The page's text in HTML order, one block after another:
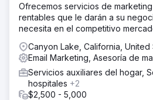
Ofrecemos servicios de
rentables que le darán a su
necesita en el competitivo
Canyon Lake, California, United
Email Marketing, Asesoría de
Servicios auxiliares del hogar,
hospitales +2
$2,500 - 5,000